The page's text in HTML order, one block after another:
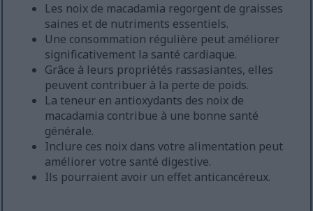
Les noix de macadamia regorgent de graisses
saines et de nutriments essentiels.
Une consommation régulière peut améliorer
significativement la santé cardiaque.
Grâce à leurs propriétés rassasiantes, elles
peuvent contribuer à la perte de poids.
La teneur en antioxydants des noix de
macadamia contribue à une bonne santé
générale.
Inclure ces noix dans votre alimentation peut
améliorer votre santé digestive.
Ils pourraient avoir un effet anticancéreux.